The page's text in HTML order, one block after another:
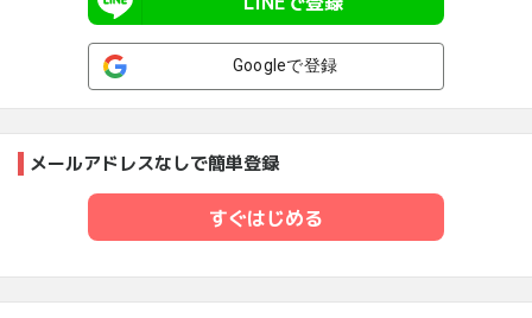
Googleで登録
メールアドレスなしで簡単登録
すぐはじめる